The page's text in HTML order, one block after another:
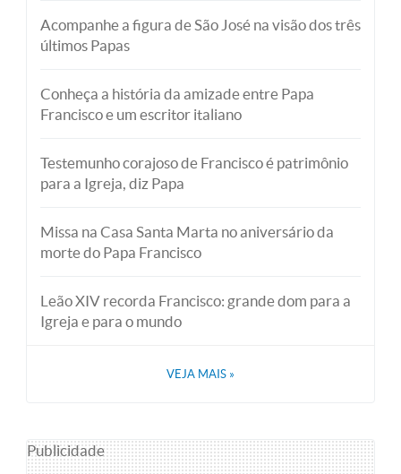
Acompanhe a figura de São José na visão dos três
últimos Papas
Conheça a história da amizade entre Papa
Francisco e um escritor italiano
Testemunho corajoso de Francisco é patrimônio
para a Igreja, diz Papa
Missa na Casa Santa Marta no aniversário da
morte do Papa Francisco
Leão XIV recorda Francisco: grande dom para a
Igreja e para o mundo
VEJA MAIS »
Publicidade